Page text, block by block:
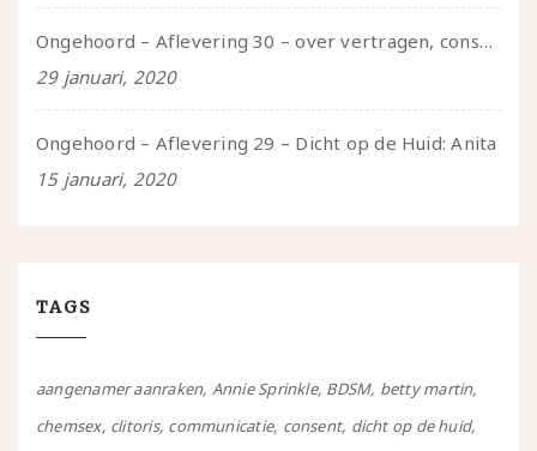
Ongehoord – Aflevering 30 – over vertragen, consent en negatieve gevoelens met Meg-John Barker
29 januari, 2020
Ongehoord – Aflevering 29 – Dicht op de Huid: Anita
15 januari, 2020
TAGS
aangenamer aanraken Annie Sprinkle BDSM betty martin
chemsex clitoris communicatie consent dicht op de huid